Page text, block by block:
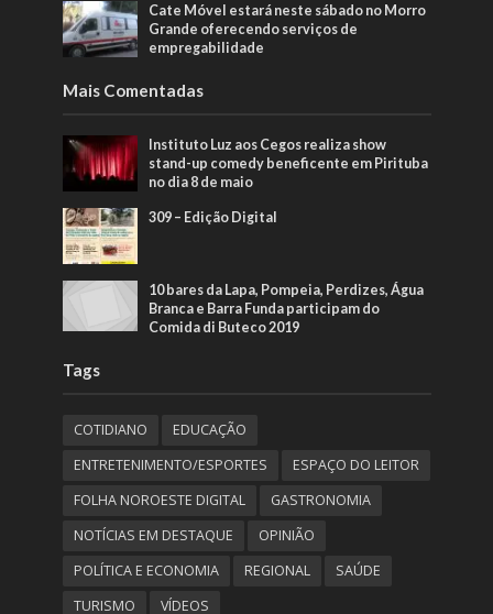
Cate Móvel estará neste sábado no Morro
Grande oferecendo serviços de
empregabilidade
Mais Comentadas
Instituto Luz aos Cegos realiza show
stand-up comedy beneficente em Pirituba
no dia 8 de maio
309 – Edição Digital
10 bares da Lapa, Pompeia, Perdizes, Água
Branca e Barra Funda participam do
Comida di Buteco 2019
Tags
COTIDIANO
EDUCAÇÃO
ENTRETENIMENTO/ESPORTES
ESPAÇO DO LEITOR
FOLHA NOROESTE DIGITAL
GASTRONOMIA
NOTÍCIAS EM DESTAQUE
OPINIÃO
POLÍTICA E ECONOMIA
REGIONAL
SAÚDE
TURISMO
VÍDEOS